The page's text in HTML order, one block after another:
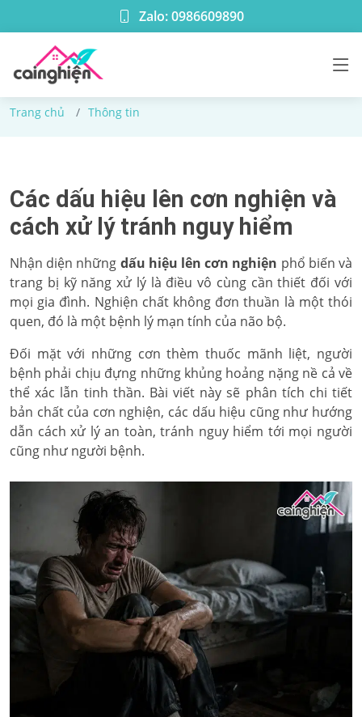
Zalo: 0986609890
Thông tin
Trang chủ Thông tin
Các dấu hiệu lên cơn nghiện và
cách xử lý tránh nguy hiểm
Nhận diện những dấu hiệu lên cơn nghiện phổ biến và
trang bị kỹ năng xử lý là điều vô cùng cần thiết đối với
mọi gia đình. Nghiện chất không đơn thuần là một thói
quen, đó là một bệnh lý mạn tính của não bộ.
Đối mặt với những cơn thèm thuốc mãnh liệt, người
bệnh phải chịu đựng những khủng hoảng nặng nề cả về
thể xác lẫn tinh thần. Bài viết này sẽ phân tích chi tiết
bản chất của cơn nghiện, các dấu hiệu cũng như hướng
dẫn cách xử lý an toàn, tránh nguy hiểm tới mọi người
cũng như người bệnh.